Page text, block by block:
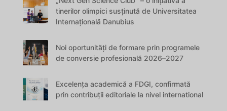
tinerilor olimpici susținută de Universitatea
Internațională Danubius
Noi oportunități de formare prin programele
de conversie profesională 2026–2027
Excelența academică a FDGI, confirmată
prin contribuții editoriale la nivel international